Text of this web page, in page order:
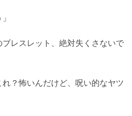
ブレスレット、絶対失くさないで
れ？怖いんだけど、呪い的なヤツ